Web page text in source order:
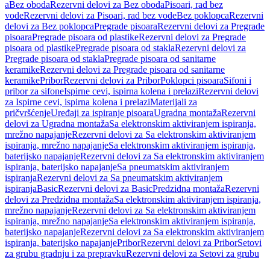
aBez obodaRezervni delovi za Bez obodaPisoari, rad bez
vodeRezervni delovi za Pisoari, rad bez vodeBez poklopcaRezervni
delovi za Bez poklopcaPregrade pisoaraRezervni delovi za Pregrade
pisoaraPregrade pisoara od plastikeRezervni delovi za Pregrade
pisoara od plastikePregrade pisoara od staklaRezervni delovi za
Pregrade pisoara od staklaPregrade pisoara od sanitarne
keramikeRezervni delovi za Pregrade pisoara od sanitarne
keramikePriborRezervni delovi za PriborPoklopci pisoaraSifoni i
pribor za sifoneIspirne cevi, ispirna kolena i prelaziRezervni delovi
za Ispirne cevi, ispirna kolena i prelaziMaterijali za
pričvršćenjeUređaji za ispiranje pisoaraUgradna montažaRezervni
delovi za Ugradna montažaSa elektronskim aktiviranjem ispiranja,
mrežno napajanjeRezervni delovi za Sa elektronskim aktiviranjem
ispiranja, mrežno napajanjeSa elektronskim aktiviranjem ispiranja,
baterijsko napajanjeRezervni delovi za Sa elektronskim aktiviranjem
ispiranja, baterijsko napajanjeSa pneumatskim aktiviranjem
ispiranjaRezervni delovi za Sa pneumatskim aktiviranjem
ispiranjaBasicRezervni delovi za BasicPredzidna montažaRezervni
delovi za Predzidna montažaSa elektronskim aktiviranjem ispiranja,
mrežno napajanjeRezervni delovi za Sa elektronskim aktiviranjem
ispiranja, mrežno napajanjeSa elektronskim aktiviranjem ispiranja,
baterijsko napajanjeRezervni delovi za Sa elektronskim aktiviranjem
ispiranja, baterijsko napajanjePriborRezervni delovi za PriborSetovi
za grubu gradnju i za prepravkuRezervni delovi za Setovi za grubu